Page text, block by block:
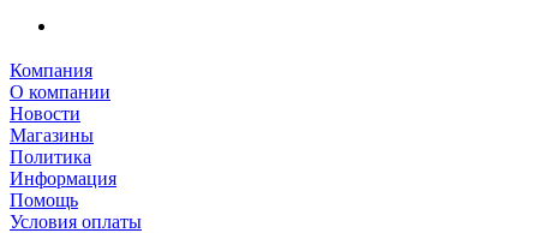
Компания
О компании
Новости
Магазины
Политика
Информация
Помощь
Условия оплаты